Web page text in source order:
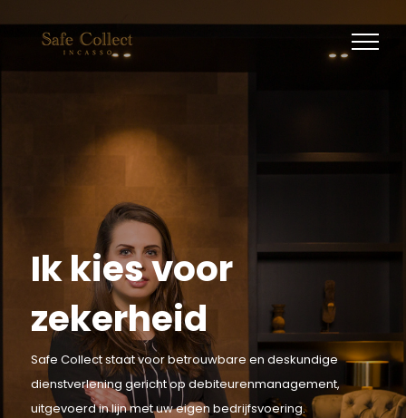
naar
Ik kies voor
zekerheid
Safe Collect staat voor betrouwbare en deskundige
dienstverlening gericht op debiteurenmanagement,
uitgevoerd in lijn met uw eigen bedrijfsvoering.